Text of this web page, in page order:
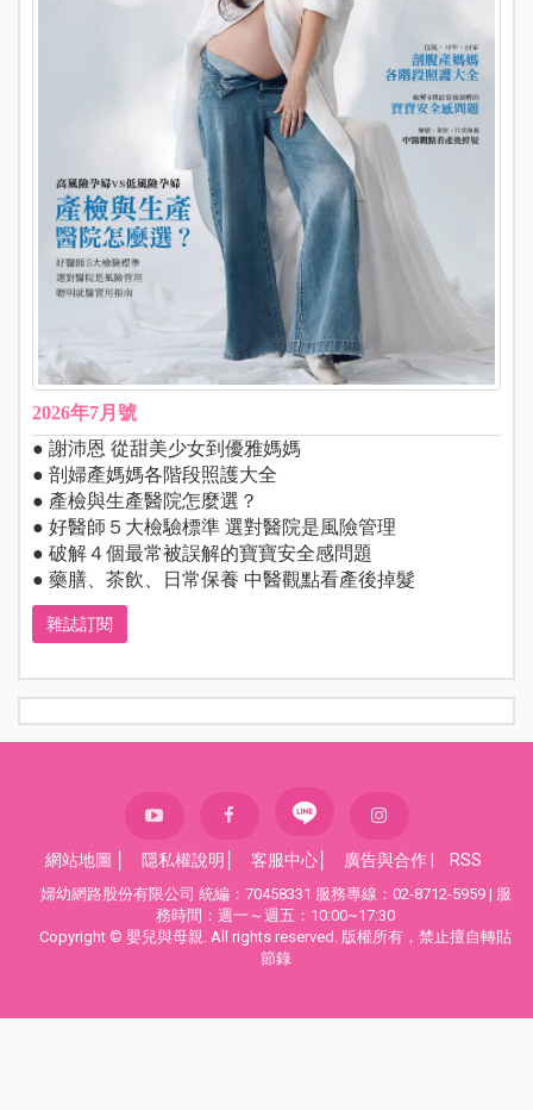
2026年7月號
● 謝沛恩 從甜美少女到優雅媽媽
● 剖婦產媽媽各階段照護大全
● 產檢與生產醫院怎麼選？
● 好醫師５大檢驗標準 選對醫院是風險管理
● 破解４個最常被誤解的寶寶安全感問題
● 藥膳、茶飲、日常保養 中醫觀點看產後掉髮
雜誌訂閱
網站地圖 隱私權說明 客服中心 廣告與合作 RSS
婦幼網路股份有限公司 統編：70458331 服務專線：02-8712-5959 | 服
務時間：週一～週五：10:00~17:30
Copyright © 嬰兒與母親. All rights reserved. 版權所有，禁止擅自轉貼
節錄